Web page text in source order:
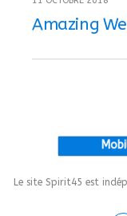
Amazing
Le site Spirit45 est